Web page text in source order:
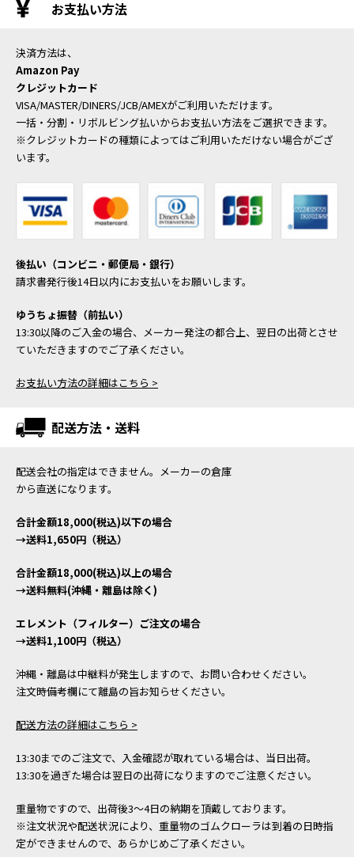
お支払い方法
決済方法は、
Amazon Pay
クレジットカード
VISA/MASTER/DINERS/JCB/AMEXがご利用いただけます。
一括・分割・リボルビング払いからお支払い方法をご選択できます。
※クレジットカードの種類によってはご利用いただけない場合がござ
います。
後払い（コンビニ・郵便局・銀行）
請求書発行後14日以内にお支払いをお願いします。
ゆうちょ振替（前払い）
13:30以降のご入金の場合、メーカー発注の都合上、翌日の出荷とさせ
ていただきますのでご了承ください。
お支払い方法の詳細はこちら >
配送方法・送料
配送会社の指定はできません。メーカーの倉庫
から直送になります。
合計金額18,000(税込)以下の場合
→送料1,650円（税込）
合計金額18,000(税込)以上の場合
→送料無料(沖縄・離島は除く)
エレメント（フィルター）ご注文の場合
→送料1,100円（税込）
沖縄・離島は中継料が発生しますので、お問い合わせください。
注文時備考欄にて離島の旨お知らせください。
配送方法の詳細はこちら >
13:30までのご注文で、入金確認が取れている場合は、当日出荷。
13:30を過ぎた場合は翌日の出荷になりますのでご注意ください。
重量物ですので、出荷後3～4日の納期を頂戴しております。
※注文状況や配送状況により、重量物のゴムクローラは到着の日時指
定ができませんので、あらかじめご了承ください。